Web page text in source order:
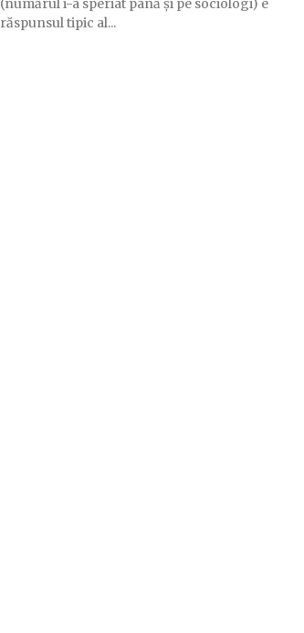
(numărul i-a speriat până și pe sociologi) e
răspunsul tipic al...